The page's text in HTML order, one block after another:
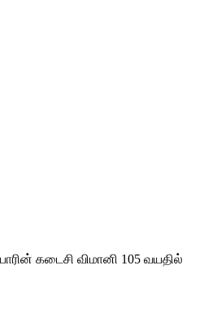
கடைசி விமானி 105 வயதில்